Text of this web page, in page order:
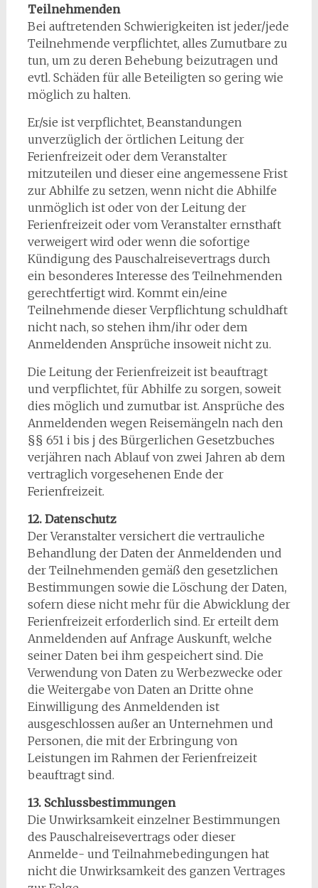
Teilnehmenden
Bei auftretenden Schwierigkeiten ist jeder/jede
Teilnehmende verpflichtet, alles Zumutbare zu
tun, um zu deren Behebung beizutragen und
evtl. Schäden für alle Beteiligten so gering wie
möglich zu halten.
Er/sie ist verpflichtet, Beanstandungen
unverzüglich der örtlichen Leitung der
Ferienfreizeit oder dem Veranstalter
mitzuteilen und dieser eine angemessene Frist
zur Abhilfe zu setzen, wenn nicht die Abhilfe
unmöglich ist oder von der Leitung der
Ferienfreizeit oder vom Veranstalter ernsthaft
verweigert wird oder wenn die sofortige
Kündigung des Pauschalreisevertrags durch
ein besonderes Interesse des Teilnehmenden
gerechtfertigt wird. Kommt ein/eine
Teilnehmende dieser Verpflichtung schuldhaft
nicht nach, so stehen ihm/ihr oder dem
Anmeldenden Ansprüche insoweit nicht zu.
Die Leitung der Ferienfreizeit ist beauftragt
und verpflichtet, für Abhilfe zu sorgen, soweit
dies möglich und zumutbar ist. Ansprüche des
Anmeldenden wegen Reisemängeln nach den
§§ 651 i bis j des Bürgerlichen Gesetzbuches
verjähren nach Ablauf von zwei Jahren ab dem
vertraglich vorgesehenen Ende der
Ferienfreizeit.
12. Datenschutz
Der Veranstalter versichert die vertrauliche
Behandlung der Daten der Anmeldenden und
der Teilnehmenden gemäß den gesetzlichen
Bestimmungen sowie die Löschung der Daten,
sofern diese nicht mehr für die Abwicklung der
Ferienfreizeit erforderlich sind. Er erteilt dem
Anmeldenden auf Anfrage Auskunft, welche
seiner Daten bei ihm gespeichert sind. Die
Verwendung von Daten zu Werbezwecke oder
die Weitergabe von Daten an Dritte ohne
Einwilligung des Anmeldenden ist
ausgeschlossen außer an Unternehmen und
Personen, die mit der Erbringung von
Leistungen im Rahmen der Ferienfreizeit
beauftragt sind.
13. Schlussbestimmungen
Die Unwirksamkeit einzelner Bestimmungen
des Pauschalreisevertrags oder dieser
Anmelde- und Teilnahmebedingungen hat
nicht die Unwirksamkeit des ganzen Vertrages